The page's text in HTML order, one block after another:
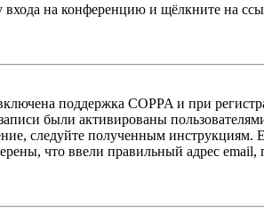
входа на конференцию и щёлкните на
поддержка COPPA и при
были активированы
следуйте полученным инструкциям.
что ввели правильный адрес email,